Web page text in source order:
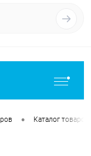
• Каталог товаров